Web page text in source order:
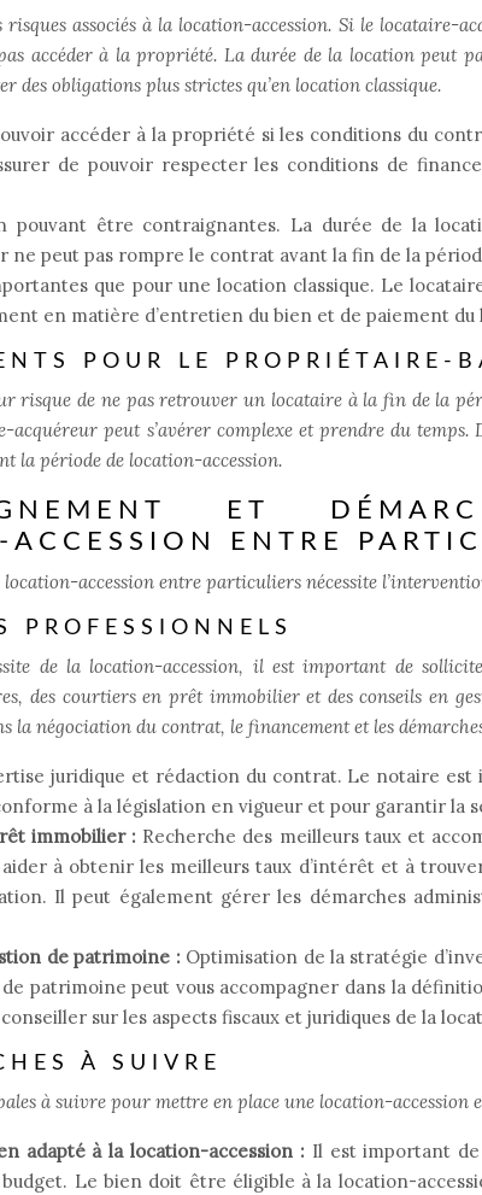
risques associés à la location-accession. Si le locataire-
accéder à la propriété. La durée de la location peut
des obligations plus strictes qu’en location classique.
accéder à la propriété si les conditions du
de pouvoir respecter les conditions de
pouvant être contraignantes. La durée de la
ne peut pas rompre le contrat avant la fin de la
que pour une location classique. Le
en matière d’entretien du bien et de paiement du
POUR LE PROPRIÉTAIRE-
risque de ne pas retrouver un locataire à la fin de la
acquéreur peut s’avérer complexe et prendre du
la période de location-accession.
ET
ACCESSION ENTRE
location-accession entre particuliers nécessite
PROFESSIONNELS
de la location-accession, il est important de
des courtiers en prêt immobilier et des conseils en
la négociation du contrat, le financement et les
juridique et rédaction du contrat. Le notaire
à la législation en vigueur et pour garantir la
immobilier : Recherche des meilleurs taux et
à obtenir les meilleurs taux d’intérêt et à
Il peut également gérer les démarches
de patrimoine : Optimisation de la stratégie
patrimoine peut vous accompagner dans la
sur les aspects fiscaux et juridiques de la
À SUIVRE
à suivre pour mettre en place une location-accession
adapté à la location-accession : Il est important
Le bien doit être éligible à la location-